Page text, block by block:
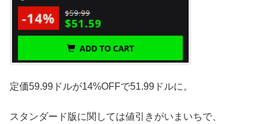
定価59.99ドルが14%OFFで51.99ドルに。
スタンダード版に関しては値引きがいまいちで、